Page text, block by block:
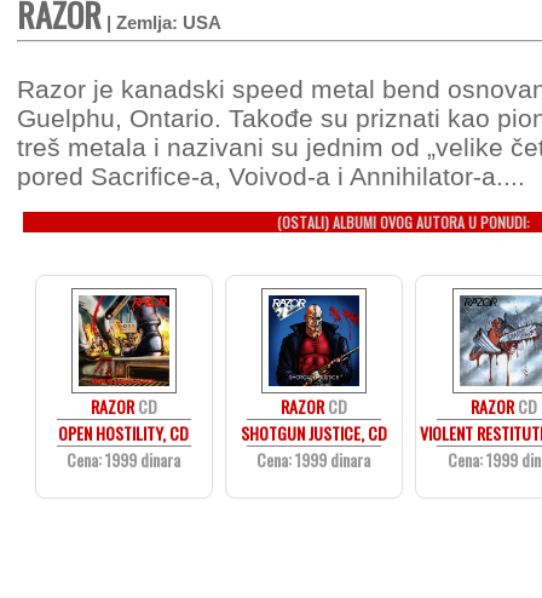
RAZOR | Zemlja: USA
Razor je kanadski speed metal bend
Guelphu, Ontario. Takođe su priznati kao
treš metala i nazivani su jednim od „velike
pored Sacrifice-a, Voivod-a i Annihilator-a....
(OSTALI) ALBUMI OVOG AUTORA U PONUDI:
RAZORCD
OPEN HOSTILITY, CD
Cena: 1999 dinara
RAZORCD
SHOTGUN JUSTICE, CD
Cena: 1999 dinara
RAZORCD
VIOLENT
Cena: 1999